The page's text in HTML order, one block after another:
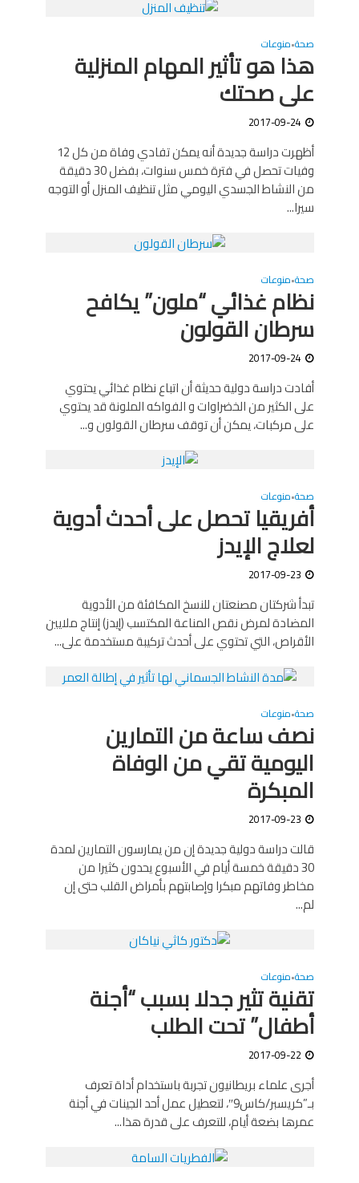
صحة•منوعات
هذا هو تأثير المهام المنزلية
على صحتك
2017-09-24
أظهرت دراسة جديدة أنه يمكن تفادي وفاة من كل 12
وفيات تحصل في فترة خمس سنوات، بفضل 30 دقيقة
من النشاط الجسدي اليومي مثل تنظيف المنزل أو التوجه
سيرا...
صحة•منوعات
نظام غذائي “ملون” يكافح
سرطان القولون
2017-09-24
أفادت دراسة دولية حديثة أن اتباع نظام غذائي يحتوي
على الكثير من الخضراوات و الفواكه الملونة قد يحتوي
على مركبات، يمكن أن توقف سرطان القولون و...
صحة•منوعات
أفريقيا تحصل على أحدث أدوية
لعلاج الإيدز
2017-09-23
تبدأ شركتان مصنعتان للنسخ المكافئة من الأدوية
المضادة لمرض نقص المناعة المكتسب (إيدز) إنتاج ملايين
الأقراص، التي تحتوي على أحدث تركيبة مستخدمة على...
صحة•منوعات
نصف ساعة من التمارين
اليومية تقي من الوفاة
المبكرة
2017-09-23
قالت دراسة دولية جديدة إن من يمارسون التمارين لمدة
30 دقيقة خمسة أيام في الأسبوع يحدون كثيرا من
مخاطر وفاتهم مبكرا وإصابتهم بأمراض القلب حتى إن
لم...
صحة•منوعات
تقنية تثير جدلا بسبب “أجنة
أطفال” تحت الطلب
2017-09-22
أجرى علماء بريطانيون تجربة باستخدام أداة تعرف
بـ”كريسبر/كاس9″، لتعطيل عمل أحد الجينات في أجنة
عمرها بضعة أيام، للتعرف على قدرة هذا...